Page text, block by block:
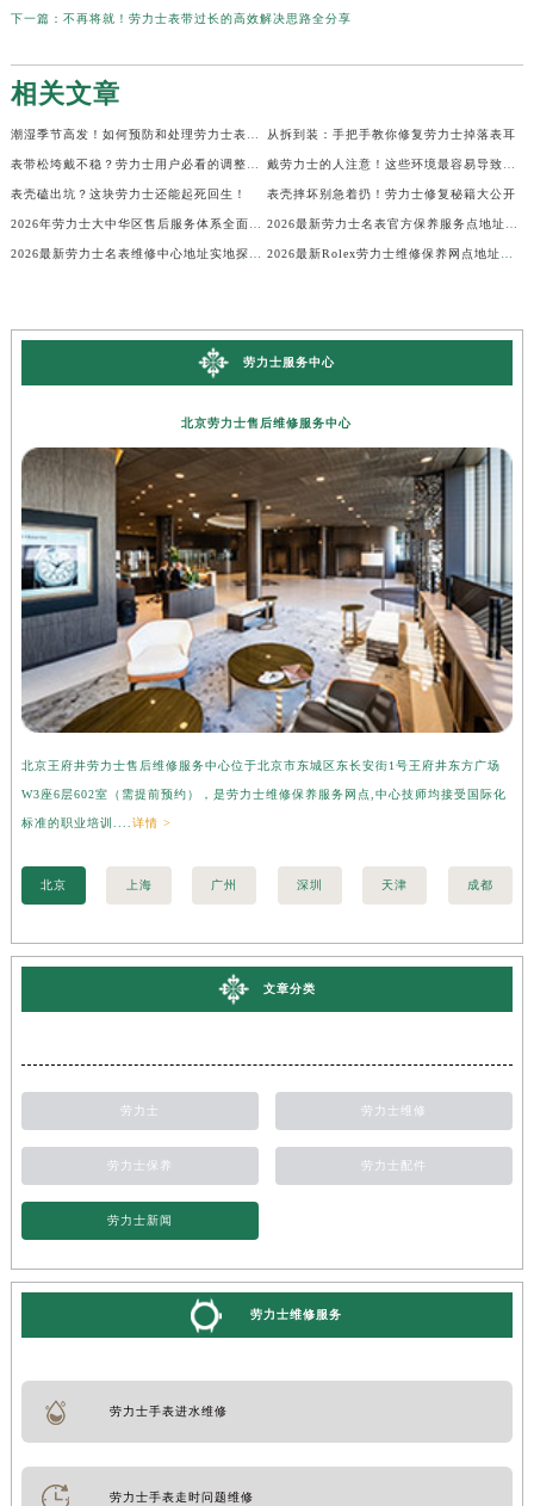
下一篇： 不再将就！劳力士表带过长的高效解决思路全分享
相关文章
从拆到装：手把手教你修复劳力士掉落表耳
表壳磕出坑？这块劳力士还能起死回生！ 表壳摔坏别急着扔！劳力士修复秘籍大公开
劳力士服务中心
北京劳力士售后维修服务中心
北京王府井劳力士售后维修服务中心位于北京市东城区东长安街1号王府井东方广场
W3座6层602室（需提前预约），是劳力士维修保养服务网点,中心技师均接受国际化
标准的职业培训.... 详情 >
北京 上海 广州 深圳 天津 成都
文章分类
劳力士 劳力士维修
劳力士保养 劳力士配件
劳力士新闻
劳力士维修服务
劳力士手表进水维修
劳力士手表走时问题维修